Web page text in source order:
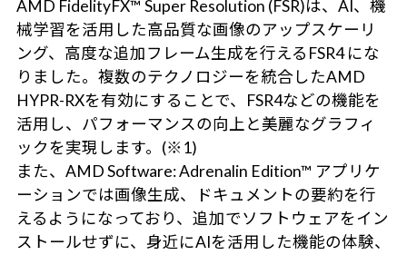
AMD FidelityFX™ Super Resolution (FSR)は、AI、機
械学習を活用した高品質な画像のアップスケーリ
ング、高度な追加フレーム生成を行えるFSR4 にな
りました。複数のテクノロジーを統合したAMD
HYPR-RXを有効にすることで、FSR4などの機能を
活用し、パフォーマンスの向上と美麗なグラフィ
ックを実現します。(※1)
また、AMD Software: Adrenalin Edition™ アプリケ
ーションでは画像生成、ドキュメントの要約を行
えるようになっており、追加でソフトウェアをイン
ストールせずに、身近にAIを活用した機能の体験、